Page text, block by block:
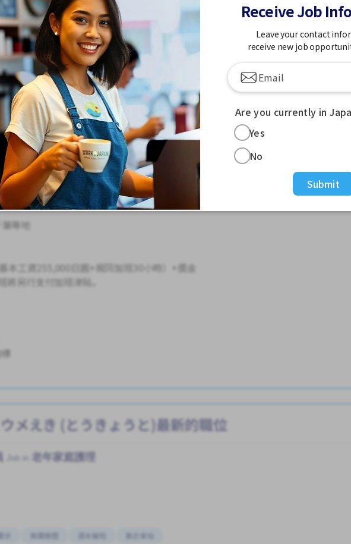
房♪
上菜、製作飲品、製作甜點、收銀、清潔等。
、清潔、清洗區等。
工作制）*輪班制
營業的店。
等地
本工資255,000日圓+視同加班30小時）+獎金
將另行支付加班津貼。
メえき (とうきょうと)最新的職位
老年家庭護理
無需簡歷 週末輪班 靠近車站
Receive Job
Leave your contact
receive new job
Are you currently in
Yes
No
Submit